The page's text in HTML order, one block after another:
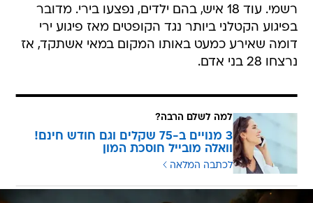
רשמי. עוד 18 איש, בהם ילדים, נפצעו בירי. מדובר
בפיגוע הקטלני ביותר נגד הקופטים מאז פיגוע ירי
דומה שאירע כמעט באותו המקום במאי אשתקד, אז
נרצחו 28 בני אדם.
למה לשלם הרבה?
3 מנויים ב-75 שקלים וגם חודש חינם!
וואלה מובייל חוסכת המון
לכתבה המלאה